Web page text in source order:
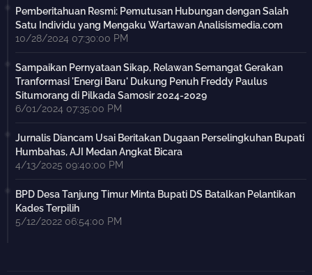
Pemberitahuan Resmi: Pemutusan Hubungan dengan Salah
Satu Individu yang Mengaku Wartawan Analisismedia.com
10/28/2024 07:30:00 PM
Sampaikan Pernyataan Sikap, Relawan Semangat Gerakan
Tranformasi 'Energi Baru' Dukung Penuh Freddy Paulus
Situmorang di Pilkada Samosir 2024-2029
6/01/2024 07:35:00 PM
Jurnalis Diancam Usai Beritakan Dugaan Perselingkuhan Bupati
Humbahas, AJI Medan Angkat Bicara
4/13/2025 09:40:00 PM
BPD Desa Tanjung Timur Minta Bupati DS Batalkan Pelantikan
Kades Terpilih
5/12/2022 06:54:00 PM